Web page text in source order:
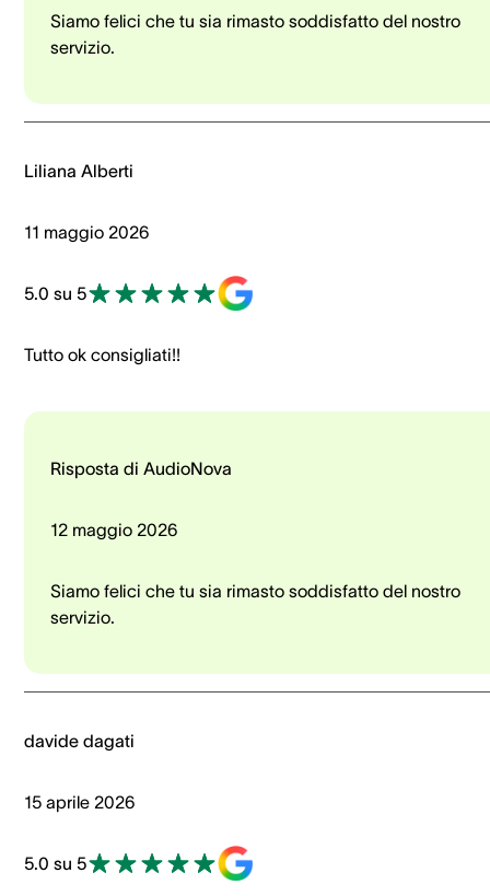
Siamo felici che tu sia rimasto soddisfatto del nostro
servizio.
Liliana Alberti
11 maggio 2026
5.0 su 5
Tutto ok consigliati!!
Risposta di AudioNova
12 maggio 2026
Siamo felici che tu sia rimasto soddisfatto del nostro
servizio.
davide dagati
15 aprile 2026
5.0 su 5